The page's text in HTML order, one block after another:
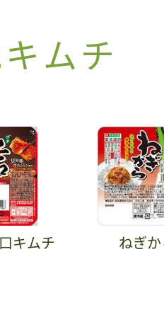
ムチ
キムチ ねぎ